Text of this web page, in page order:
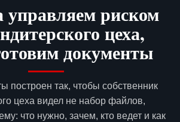
управляем риском
цеха,
документы
построен так, чтобы собственник
цеха видел не набор файлов,
что нужно, зачем, кто ведет и как